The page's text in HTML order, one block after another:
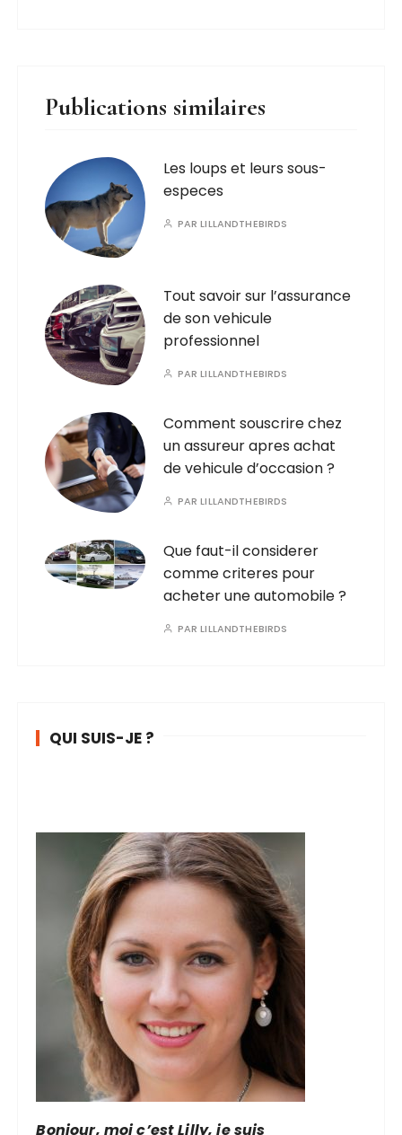
Publications similaires
Les loups et leurs sous-
especes
PARLILLANDTHEBIRDS
Tout savoir sur l’assurance
de son vehicule
professionnel
PARLILLANDTHEBIRDS
Comment souscrire chez
un assureur apres achat
de vehicule d’occasion ?
PARLILLANDTHEBIRDS
Que faut-il considerer
comme criteres pour
acheter une automobile ?
PARLILLANDTHEBIRDS
QUI SUIS-JE ?
Bonjour, moi c’est Lilly, je suis